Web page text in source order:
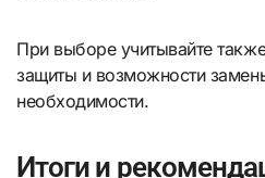
При выборе учитывайте
защиты и возможности
необходимости.
Итоги и